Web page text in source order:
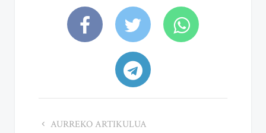
AURREKO ARTIKULUA